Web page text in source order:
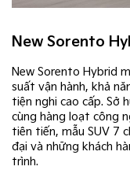
New Sorento
New Sorento Hybrid
suất vận hành, khả
tiện nghi cao cấp. Sở
cùng hàng loạt công
tiên tiến, mẫu SUV 7
đại và những khách
trình.